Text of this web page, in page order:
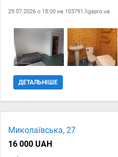
підійде для військових або
також Власник може добавити
на перегляд. Показуємо у будь
уточнення по телефону!
29.07.2026 о 18:00 на 103791.ligapro.ua
ДЕТАЛЬНІШЕ
Миколаївська, 27
16 000 UAH